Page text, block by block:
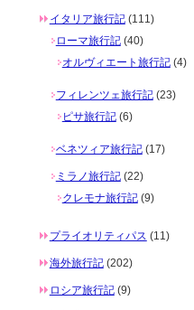
イタリア旅行記(111)
ローマ旅行記(40)
オルヴィエート旅行記(4)
フィレンツェ旅行記(23)
ピサ旅行記(6)
ベネツィア旅行記(17)
ミラノ旅行記(22)
クレモナ旅行記(9)
プライオリティパス (11)
海外旅行記(202)
ロシア旅行記(9)